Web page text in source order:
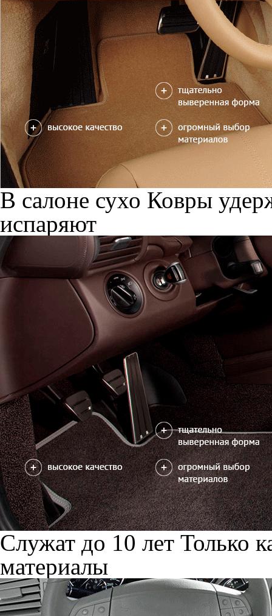
В салоне сухо Ковры
испаряют
Служат до 10 лет Только
материалы